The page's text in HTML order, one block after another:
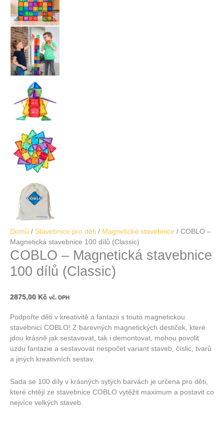
Domů / Stavebnice pro děti / Magnetické stavebnice / COBLO –
Magnetická stavebnice 100 dílů (Classic)
COBLO – Magnetická stavebnice
100 dílů (Classic)
2875,00 Kč vč. DPH
Podpořte děti v kreativitě a fantazii s touto magnetickou
stavebnicí COBLO! Z barevných magnetických destiček, které
jdou krásně jak sestavovat, tak i demontovat, mohou povolit
uzdu fantazie a sestavovat nespočet variant staveb, číslic, tvarů
a jiných kreativních sestav.
Sada se 100 díly v krásných sytých barvách je určena pro děti,
které chtějí ze stavebnice COBLO vytěžit maximum a postavit co
nejvíce velkých staveb.